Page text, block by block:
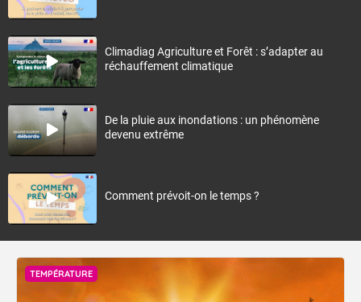
Climadiag Agriculture et Forêt : s’adapter au
réchauffement climatique
De la pluie aux inondations : un phénomène
devenu extrême
Comment prévoit-on le temps ?
TEMPÉRATURE